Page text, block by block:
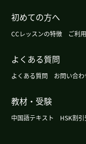
ゆっくり落ち着
実な人柄が素敵で
意不舒服的地方
初めての方へ
CCレッスンの特徴 ご利
よくある質問
よくある質問 お問い合わ
教材・受験
中国語テキスト HSK割